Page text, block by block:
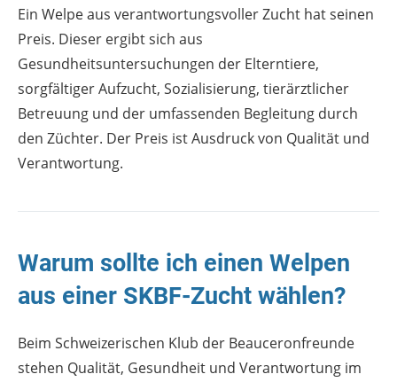
Ein Welpe aus verantwortungsvoller Zucht hat seinen
Preis. Dieser ergibt sich aus
Gesundheitsuntersuchungen der Elterntiere,
sorgfältiger Aufzucht, Sozialisierung, tierärztlicher
Betreuung und der umfassenden Begleitung durch
den Züchter. Der Preis ist Ausdruck von Qualität und
Verantwortung.
Warum sollte ich einen Welpen
aus einer SKBF-Zucht wählen?
Beim Schweizerischen Klub der Beauceronfreunde
stehen Qualität, Gesundheit und Verantwortung im